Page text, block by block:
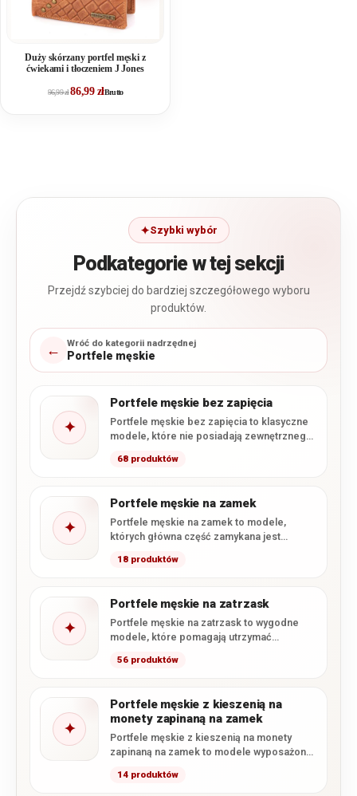
Duży skórzany portfel męski z
ćwiekami i tłoczeniem J Jones
96,99zł86,99 złBrutto
Szybki wybór
Podkategorie w tej sekcji
Przejdź szybciej do bardziej szczegółowego wyboru
produktów.
← Wróć do kategorii nadrzędnej
Portfele męskie
✦
Portfele męskie bez zapięcia
Portfele męskie bez zapięcia to klasyczne
modele, które nie posiadają zewnętrznego
główną…
68 produktów
✦
Portfele męskie na zamek
Portfele męskie na zamek to modele,
których główna część zamykana jest
skutecznie…
18 produktów
✦
Portfele męskie na zatrzask
Portfele męskie na zatrzask to wygodne
modele, które pomagają utrzymać
56 produktów
✦
Portfele męskie z kieszenią na
monety zapinaną na zamek
Portfele męskie z kieszenią na monety
zapinaną na zamek to modele wyposażone
14 produktów